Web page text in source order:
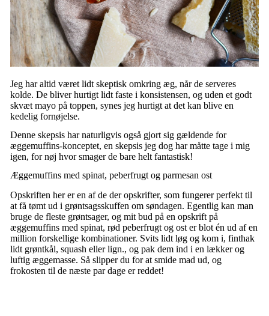
Jeg har altid været lidt skeptisk omkring æg, når de serveres
kolde. De bliver hurtigt lidt faste i konsistensen, og uden et godt
skvæt mayo på toppen, synes jeg hurtigt at det kan blive en
kedelig fornøjelse.
Denne skepsis har naturligvis også gjort sig gældende for
æggemuffins-konceptet, en skepsis jeg dog har måtte tage i mig
igen, for nøj hvor smager de bare helt fantastisk!
Æggemuffins med spinat, peberfrugt og parmesan ost
Opskriften her er en af de der opskrifter, som fungerer perfekt til
at få tømt ud i grøntsagsskuffen om søndagen. Egentlig kan man
bruge de fleste grøntsager, og mit bud på en opskrift på
æggemuffins med spinat, rød peberfrugt og ost er blot én ud af en
million forskellige kombinationer. Svits lidt løg og kom i, finthak
lidt grøntkål, squash eller lign., og pak dem ind i en lækker og
luftig æggemasse. Så slipper du for at smide mad ud, og
frokosten til de næste par dage er reddet!